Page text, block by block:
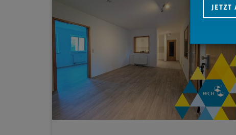
MERKEN
JETZT